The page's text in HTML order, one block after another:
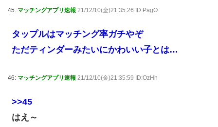
45: マッチングアプリ速報 21/12/10(金)21:35:26 ID:PagO
タップルはマッチング率ガチやぞ
ただティンダーみたいにかわいい子とは…
46: マッチングアプリ速報 21/12/10(金)21:35:59 ID:OzHh
>>45
はえ～